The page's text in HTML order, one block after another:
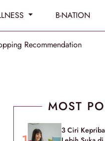
B-NATION
Recommendation
MOST
3 Ciri